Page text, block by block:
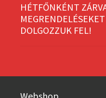
HÉTFŐNKÉNT
DOLGOZZUK FEL!